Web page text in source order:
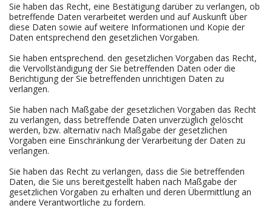
Sie haben das Recht, eine Bestätigung darüber zu verlangen, ob
betreffende Daten verarbeitet werden und auf Auskunft über
diese Daten sowie auf weitere Informationen und Kopie der
Daten entsprechend den gesetzlichen Vorgaben.
Sie haben entsprechend. den gesetzlichen Vorgaben das Recht,
die Vervollständigung der Sie betreffenden Daten oder die
Berichtigung der Sie betreffenden unrichtigen Daten zu
verlangen.
Sie haben nach Maßgabe der gesetzlichen Vorgaben das Recht
zu verlangen, dass betreffende Daten unverzüglich gelöscht
werden, bzw. alternativ nach Maßgabe der gesetzlichen
Vorgaben eine Einschränkung der Verarbeitung der Daten zu
verlangen.
Sie haben das Recht zu verlangen, dass die Sie betreffenden
Daten, die Sie uns bereitgestellt haben nach Maßgabe der
gesetzlichen Vorgaben zu erhalten und deren Übermittlung an
andere Verantwortliche zu fordern.